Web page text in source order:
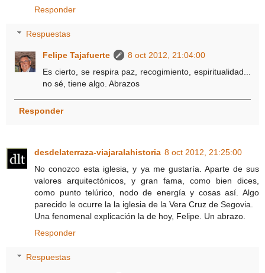
Responder
Respuestas
Felipe Tajafuerte
8 oct 2012, 21:04:00
Es cierto, se respira paz, recogimiento, espiritualidad...
no sé, tiene algo. Abrazos
Responder
desdelaterraza-viajaralahistoria 8 oct 2012, 21:25:00
No conozco esta iglesia, y ya me gustaría. Aparte de sus
valores arquitectónicos, y gran fama, como bien dices,
como punto telúrico, nodo de energía y cosas así. Algo
parecido le ocurre la la iglesia de la Vera Cruz de Segovia.
Una fenomenal explicación la de hoy, Felipe. Un abrazo.
Responder
Respuestas